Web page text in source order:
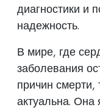
диагностики и
надежность.
В мире, где
заболевания
причин смерти,
актуальна. Она